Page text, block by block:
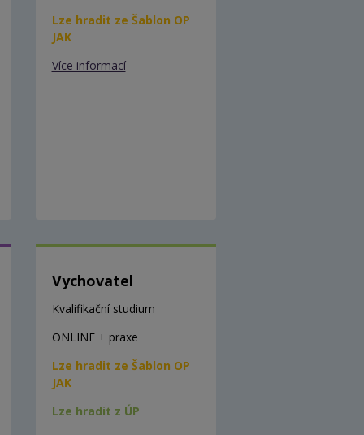
Lze hradit ze Šablon OP
JAK
Více informací
Vychovatel
Kvalifikační studium
ONLINE + praxe
Lze hradit ze Šablon OP
JAK
Lze hradit z ÚP